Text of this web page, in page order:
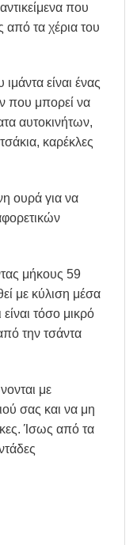
που
από τα χέρια του
είναι ένας
που μπορεί να
αυτοκινήτων,
καρέκλες
ουρά για να
μήκους 59
με κύλιση μέσα
τόσο μικρό
την τσάντα
με
σας και να μη
Ίσως από τα